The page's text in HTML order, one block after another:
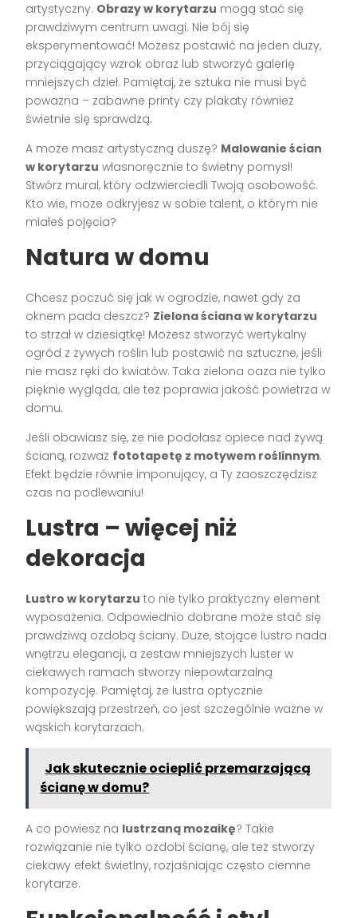
artystyczny. Obrazy w korytarzu mogą stać się
prawdziwym centrum uwagi. Nie bój się
eksperymentować! Możesz postawić na jeden duży,
przyciągający wzrok obraz lub stworzyć galerię
mniejszych dzieł. Pamiętaj, że sztuka nie musi być
poważna – zabawne printy czy plakaty również
świetnie się sprawdzą.
A może masz artystyczną duszę? Malowanie ścian
w korytarzu własnoręcznie to świetny pomysł!
Stwórz mural, który odzwierciedli Twoją osobowość.
Kto wie, może odkryjesz w sobie talent, o którym nie
miałeś pojęcia?
Natura w domu
Chcesz poczuć się jak w ogrodzie, nawet gdy za
oknem pada deszcz? Zielona ściana w korytarzu
to strzał w dziesiątkę! Możesz stworzyć wertykalny
ogród z żywych roślin lub postawić na sztuczne, jeśli
nie masz ręki do kwiatów. Taka zielona oaza nie tylko
pięknie wygląda, ale też poprawia jakość powietrza w
domu.
Jeśli obawiasz się, że nie podołasz opiece nad żywą
ścianą, rozważ fototapetę z motywem roślinnym.
Efekt będzie równie imponujący, a Ty zaoszczędzisz
czas na podlewaniu!
Lustra – więcej niż
dekoracja
Lustro w korytarzu to nie tylko praktyczny element
wyposażenia. Odpowiednio dobrane może stać się
prawdziwą ozdobą ściany. Duże, stojące lustro nada
wnętrzu elegancji, a zestaw mniejszych luster w
ciekawych ramach stworzy niepowtarzalną
kompozycję. Pamiętaj, że lustra optycznie
powiększają przestrzeń, co jest szczególnie ważne w
wąskich korytarzach.
Jak skutecznie ocieplić przemarzającą
ścianę w domu?
A co powiesz na lustrzaną mozaikę? Takie
rozwiązanie nie tylko ozdobi ścianę, ale też stworzy
ciekawy efekt świetlny, rozjaśniając często ciemne
korytarze.